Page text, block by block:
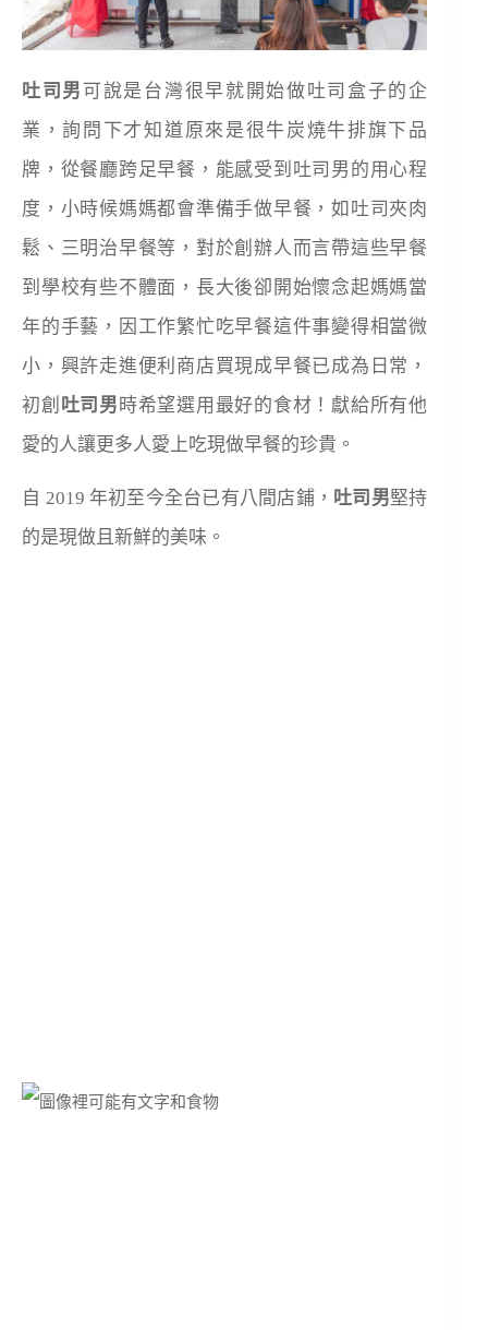
吐司男 可說是台灣很早就開始做吐司盒子的企
業，詢問下才知道原來是很牛炭燒牛排旗下品
牌， 從餐廳跨足早餐，能感受到吐司男的用心程
度，小時候媽媽都會準備手做早餐，如吐司夾肉
鬆、三明治早餐等，對於創辦人而言帶這些早餐
到學校有些不體面，長大後卻開始懷念起媽媽當
年的手藝，因工作繁忙吃早餐這件事變得相當微
小，興許走進便利商店買現成早餐已成為日常，
初創 吐司男 時希望選用最好的食材！ 獻給所有他
愛的人讓更多人愛上吃現做早餐的珍貴。
自 2019 年初至今全台已有八間店鋪， 吐司男堅持
的是現做且新鮮的美味。